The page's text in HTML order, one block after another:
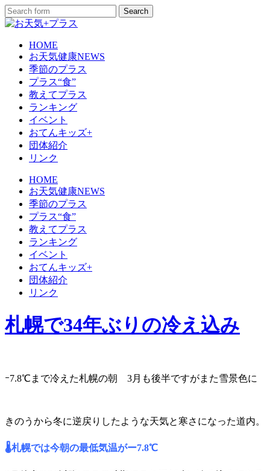
HOME
お天気健康NEWS
季節のプラス
プラス“食”
教えてプラス
ランキング
イベント
おてんキッズ+
団体紹介
リンク
HOME
お天気健康NEWS
季節のプラス
プラス“食”
教えてプラス
ランキング
イベント
おてんキッズ+
団体紹介
リンク
札幌で34年ぶりの冷え込み
ｰ7.8℃まで冷えた札幌の朝 3月も後半ですがまた雪景色に
きのうから冬に逆戻りしたような天気と寒さになった道内。
🌡札幌では今朝の最低気温がー7.8℃